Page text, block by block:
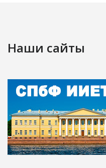
Наши сайты